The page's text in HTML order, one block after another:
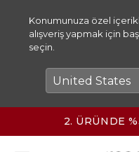
Konumunuza özel
alışveriş yapmak için
seçin.
2. ÜRÜNDE